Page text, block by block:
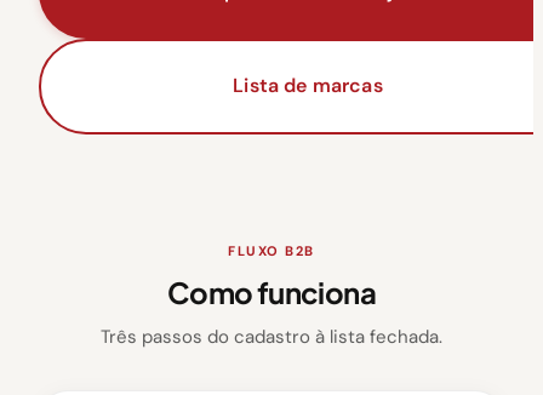
Lista de marcas
FLUXO B2B
Como funciona
Três passos do cadastro à lista fechada.